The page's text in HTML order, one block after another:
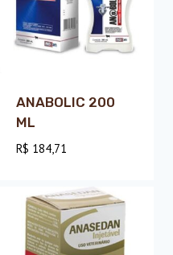
ANABOLIC 200
ML
R$ 184,71